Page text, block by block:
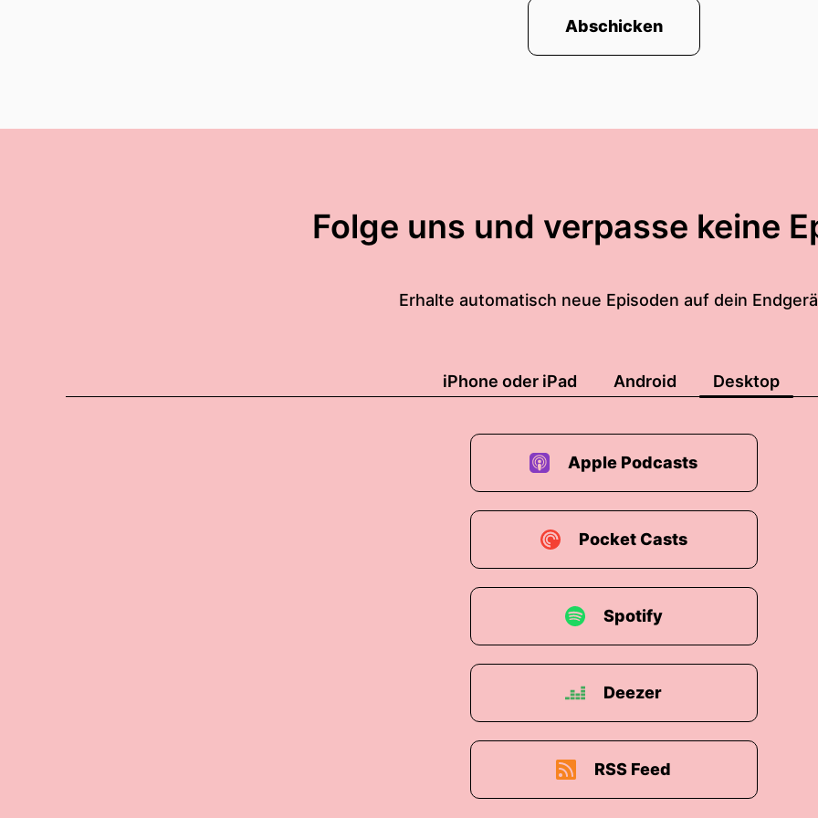
Abschicken
Folge uns und verpasse keine
Erhalte automatisch neue Episoden auf dein
iPhone oder iPad Android Desktop
Apple Podcasts
Pocket Casts
Spotify
Deezer
RSS Feed